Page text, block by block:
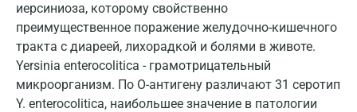
иерсиниоза, которому свойственно
преимущественное поражение желудочно-кишечного
тракта с диареей, лихорадкой и болями в животе.
Yersinia enterocolitica - грамотрицательный
микроорганизм. По О-антигену различают 31 серотип
Y. enterocolitica, наибольшее значение в патологии
Дзержинский
Дмитров
Долгопрудный